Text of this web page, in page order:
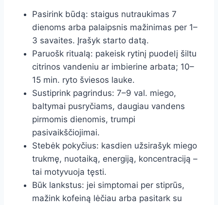
Pasirink būdą: staigus nutraukimas 7
dienoms arba palaipsnis mažinimas per 1–
3 savaites. Įrašyk starto datą.
Paruošk ritualą: pakeisk rytinį puodelį šiltu
citrinos vandeniu ar imbierine arbata; 10–
15 min. ryto šviesos lauke.
Sustiprink pagrindus: 7–9 val. miego,
baltymai pusryčiams, daugiau vandens
pirmomis dienomis, trumpi
pasivaikščiojimai.
Stebėk pokyčius: kasdien užsirašyk miego
trukmę, nuotaiką, energiją, koncentraciją –
tai motyvuoja tęsti.
Būk lankstus: jei simptomai per stiprūs,
mažink kofeiną lėčiau arba pasitark su